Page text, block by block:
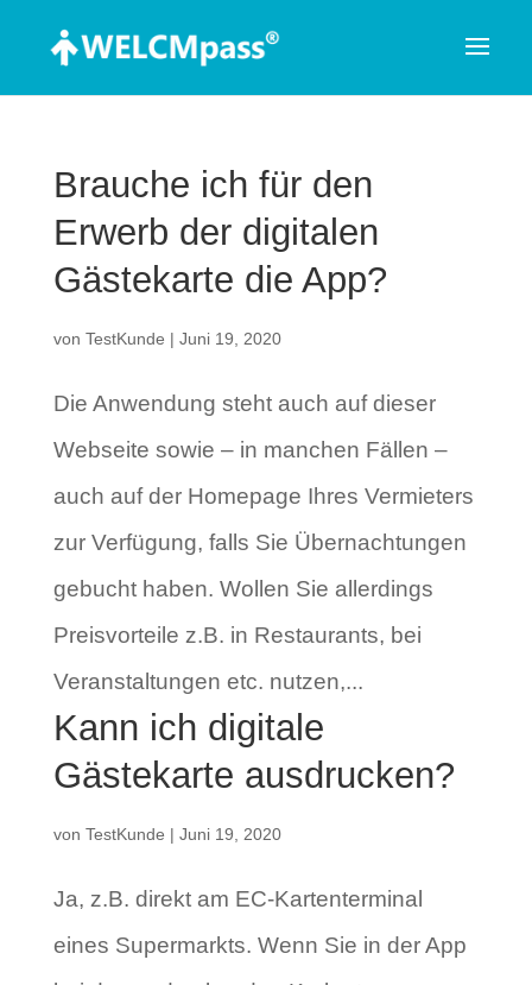
Brauche ich für den
Erwerb der digitalen
Gästekarte die App?
von TestKunde | Juni 19, 2020
Die Anwendung steht auch auf dieser
Webseite sowie – in manchen Fällen –
auch auf der Homepage Ihres Vermieters
zur Verfügung, falls Sie Übernachtungen
gebucht haben. Wollen Sie allerdings
Preisvorteile z.B. in Restaurants, bei
Veranstaltungen etc. nutzen,...
Kann ich digitale
Gästekarte ausdrucken?
von TestKunde | Juni 19, 2020
Ja, z.B. direkt am EC-Kartenterminal
eines Supermarkts. Wenn Sie in der App